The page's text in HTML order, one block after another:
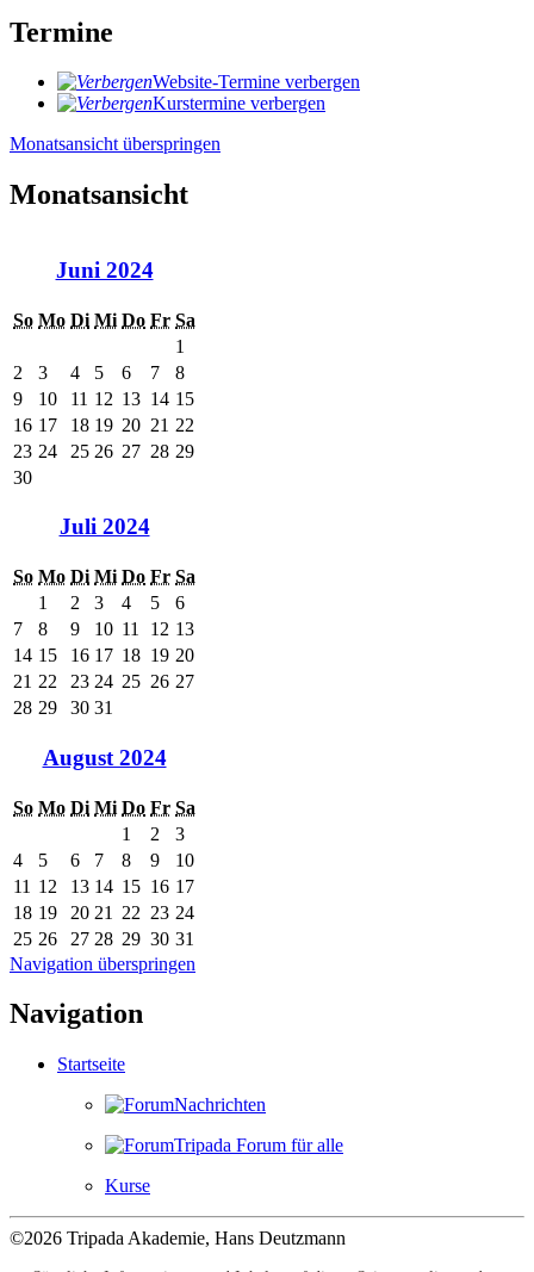
Termine
Website-Termine verbergen
Kurstermine verbergen
Monatsansicht überspringen
Monatsansicht
Juni 2024
So Mo Di Mi Do Fr Sa
1
2
3 4 5 6 7
8
9
10 11 12 13 14 15
16 17 18 19 20 21 22
23 24 25 26 27 28 29
30
Juli 2024
So Mo Di Mi Do Fr Sa
1
2 3 4 5
6
7
8 9 10 11 12 13
14 15 16 17 18 19 20
21 22 23 24 25 26 27
28 29 30 31
August 2024
So Mo Di Mi Do Fr Sa
1
2
3
4
5 6 7 8 9
10
11 12 13 14 15 16 17
18 19 20 21 22 23 24
25 26 27 28 29 30 31
Navigation überspringen
Navigation
Startseite
Nachrichten
Tripada Forum für alle
Kurse
©2026 Tripada Akademie, Hans Deutzmann